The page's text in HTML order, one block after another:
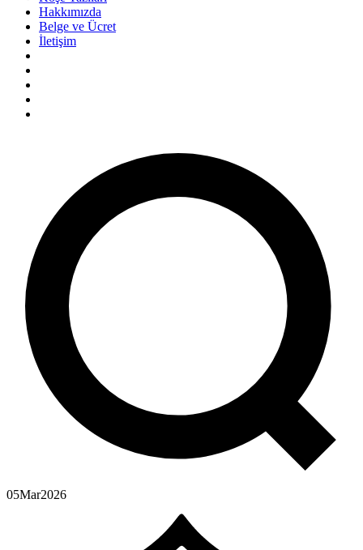
Hakkımızda
Belge ve Ücret
İletişim
05Mar2026